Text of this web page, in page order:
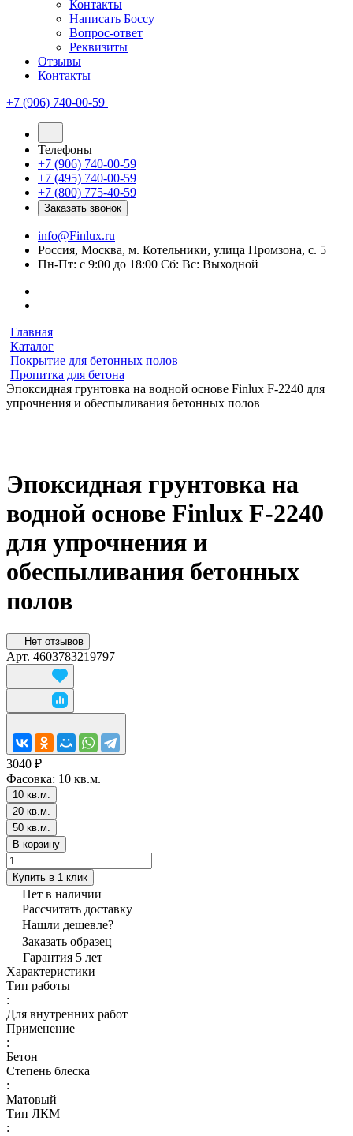
Контакты
Написать Боссу
Вопрос-ответ
Реквизиты
Отзывы
Контакты
+7 (906) 740-00-59
Телефоны
+7 (906) 740-00-59
+7 (495) 740-00-59
+7 (800) 775-40-59
Заказать звонок
info@Finlux.ru
Россия, Москва, м. Котельники, улица Промзона, с. 5
Пн-Пт: с 9:00 до 18:00 Сб: Вс: Выходной
Главная
Каталог
Покрытие для бетонных полов
Пропитка для бетона
Эпоксидная грунтовка на водной основе Finlux F-2240 для
упрочнения и обеспыливания бетонных полов
Эпоксидная грунтовка на
водной основе Finlux F-2240
для упрочнения и
обеспыливания бетонных
полов
Нет отзывов
Арт. 4603783219797
3040 ₽
Фасовка: 10 кв.м.
10 кв.м.
20 кв.м.
50 кв.м.
В корзину
Купить в 1 клик
Нет в наличии
Рассчитать доставку
Нашли дешевле?
Заказать образец
Гарантия 5 лет
Характеристики
Тип работы
:
Для внутренних работ
Применение
:
Бетон
Степень блеска
:
Матовый
Тип ЛКМ
: